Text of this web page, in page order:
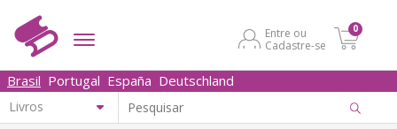
Entre ou
Cadastre-se
0
Brasil Portugal España Deutschland